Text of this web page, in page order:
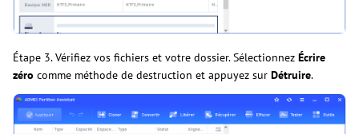
Étape 3. Vérifiez vos fichiers et votre dossier. Sélectionnez Écrire
zéro comme méthode de destruction et appuyez sur Détruire.